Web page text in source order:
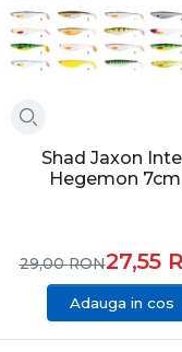
Shad Jaxon
Hegemon
27,55
29,00RON
Adauga in cos